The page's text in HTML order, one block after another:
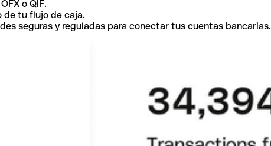
o QIF.
de tu flujo de caja.
seguras y reguladas para conectar tus cuentas bancarias.